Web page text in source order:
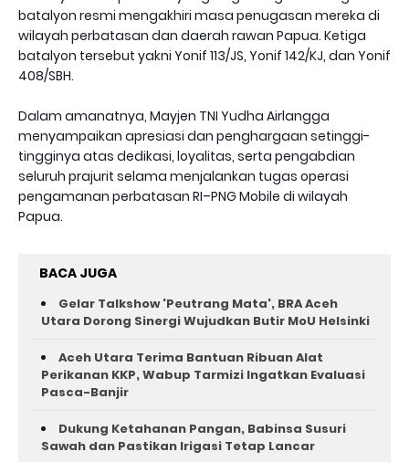
batalyon resmi mengakhiri masa penugasan mereka di
wilayah perbatasan dan daerah rawan Papua. Ketiga
batalyon tersebut yakni Yonif 113/JS, Yonif 142/KJ, dan Yonif
408/SBH.
Dalam amanatnya, Mayjen TNI Yudha Airlangga
menyampaikan apresiasi dan penghargaan setinggi-
tingginya atas dedikasi, loyalitas, serta pengabdian
seluruh prajurit selama menjalankan tugas operasi
pengamanan perbatasan RI–PNG Mobile di wilayah
Papua.
BACA JUGA
Gelar Talkshow 'Peutrang Mata', BRA Aceh
Utara Dorong Sinergi Wujudkan Butir MoU Helsinki
Aceh Utara Terima Bantuan Ribuan Alat
Perikanan KKP, Wabup Tarmizi Ingatkan Evaluasi
Pasca-Banjir
Dukung Ketahanan Pangan, Babinsa Susuri
Sawah dan Pastikan Irigasi Tetap Lancar